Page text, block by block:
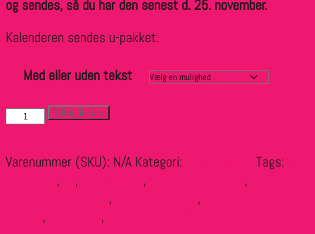
og sendes, så du har den senest d. 25. november.
Kalenderen sendes u-pakket.
Med eller uden tekst
Partner
kærlighed
december
Tilføj til kurv
Varenummer (SKU): N/A Kategori: Tags:
, , ,
,
, ,
, ,